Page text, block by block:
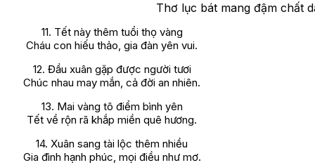
Thơ lục bát mang đậm chất
11. Tết này thêm tuổi thọ vàng
Cháu con hiếu thảo, gia đàn yên vui.
12. Đầu xuân gặp được người tươi
Chúc nhau may mắn, cả đời an nhiên.
13. Mai vàng tô điểm bình yên
Tết về rộn rã khắp miền quê hương.
14. Xuân sang tài lộc thêm nhiều
Gia đình hạnh phúc, mọi điều như mơ.